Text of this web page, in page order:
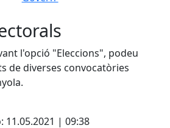
l'opció "Eleccions", podeu
de diverses convocatòries
11.05.2021 | 09:38